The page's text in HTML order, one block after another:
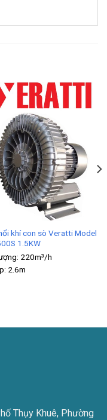
khí con sò Veratti Model
1.5KW
220m³/h
2.6m
Thụy Khuê, Phường